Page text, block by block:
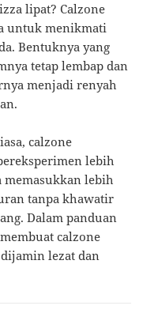
lipat? Calzone
untuk menikmati
Bentuknya yang
tetap lembap dan
menjadi renyah
calzone
lebih
memasukkan lebih
tanpa khawatir
Dalam panduan
calzone
lezat dan